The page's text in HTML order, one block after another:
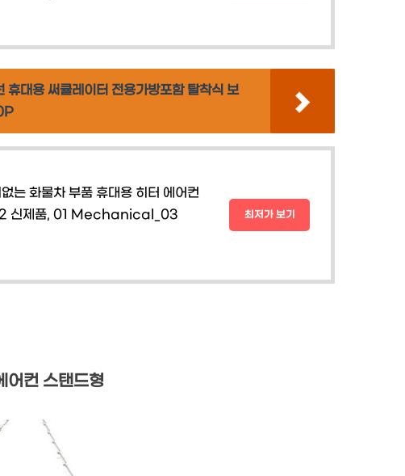
대용 써큘레이터 전용가방포함 탈착식 보
는 화물차 부품 휴대용 히터 에어컨
신제품, 01 Mechanical_03
최저가 보기
어컨 스탠드형